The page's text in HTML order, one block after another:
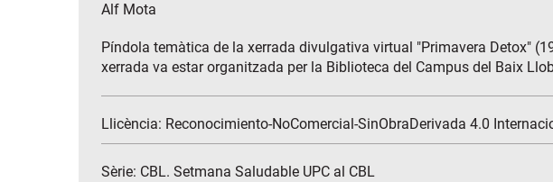
Alf Mota
Píndola temàtica de la xerrada divulgativa virtual "Primavera Detox"
xerrada va estar organitzada per la Biblioteca del Campus del Baix
Llicència: Reconocimiento-NoComercial-SinObraDerivada 4.0
Sèrie: CBL. Setmana Saludable UPC al CBL